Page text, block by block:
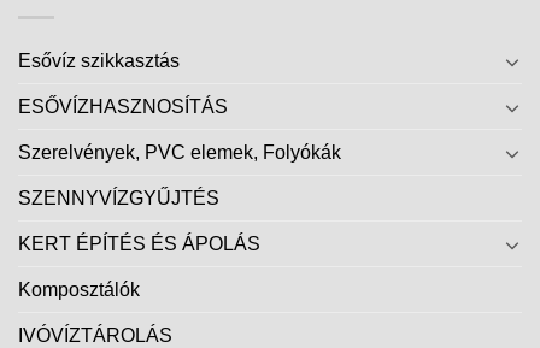
Esővíz szikkasztás
ESŐVÍZHASZNOSÍTÁS
Szerelvények, PVC elemek, Folyókák
SZENNYVÍZGYŰJTÉS
KERT ÉPÍTÉS ÉS ÁPOLÁS
Komposztálók
IVÓVÍZTÁROLÁS